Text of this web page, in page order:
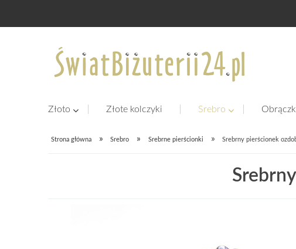
Złoto Złote kolczyki Srebro
Strona główna » Srebro » Srebrne pierścionki » Srebrny pierścionek